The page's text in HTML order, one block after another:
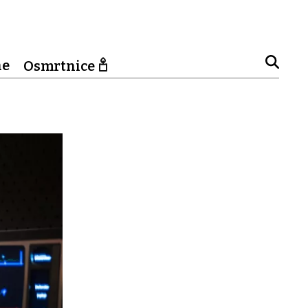
Osmrtnice